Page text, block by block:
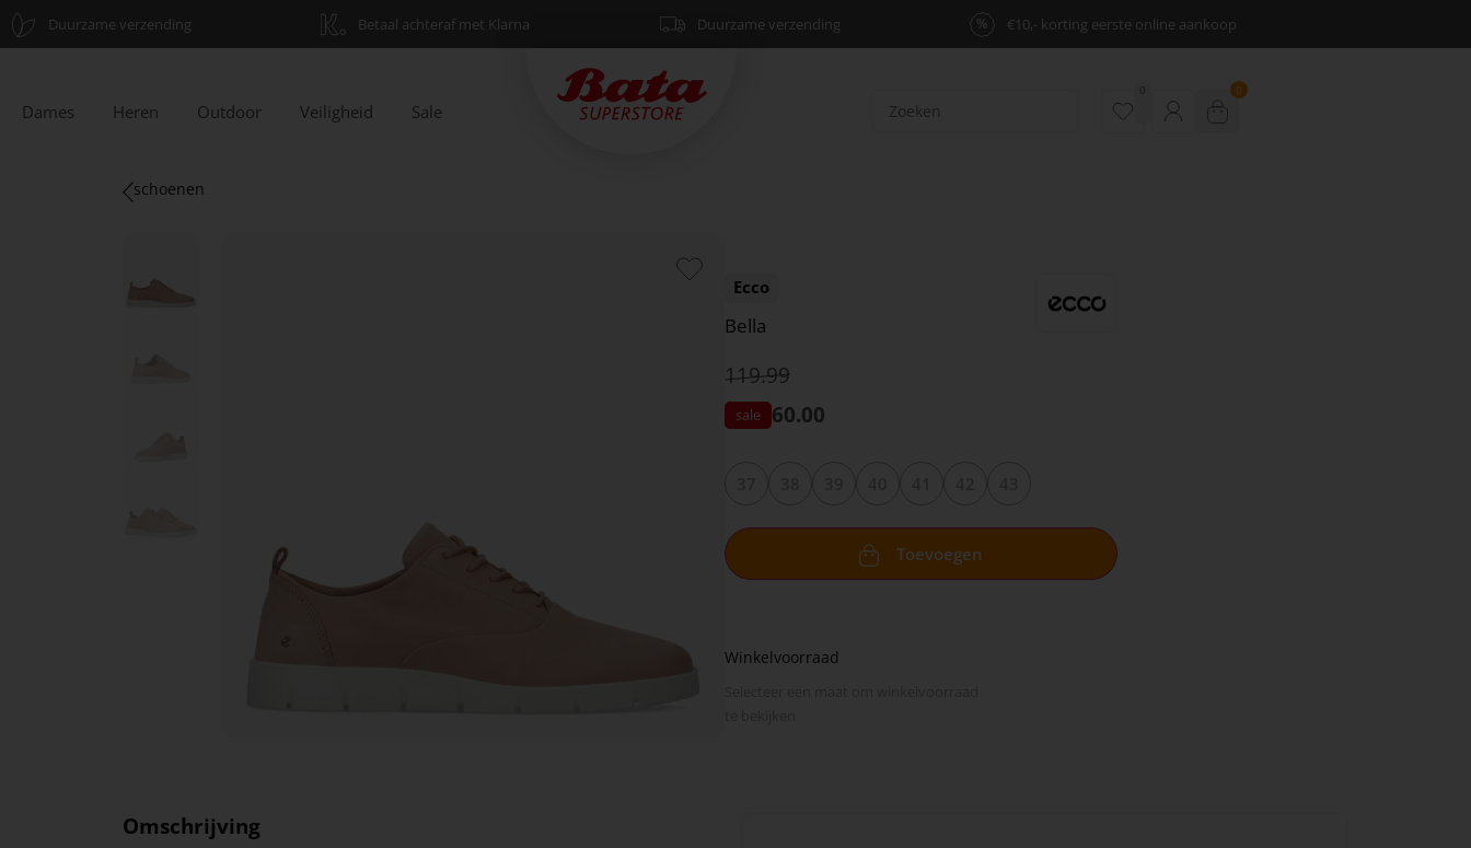
Duurzame verzending Betaal achteraf met Klarna Duurzame verzending % €10,- korting eerste online aankoop
Dames Heren Outdoor Veiligheid Sale
0 0
schoenen
Ecco
Bella
119.99
60.00
Toevoegen
Winkelvoorraad
Omschrijving